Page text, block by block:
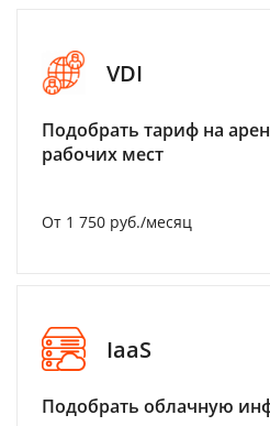
VDI
Подобрать тариф на
рабочих мест
От 1 750 руб./месяц
IaaS
Подобрать облачную